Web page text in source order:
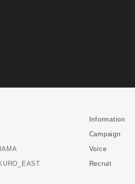
Information
Campaign
Voice
Recruit